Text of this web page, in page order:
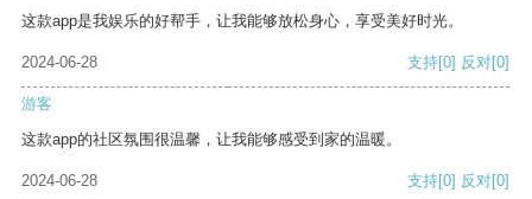
这款app是我娱乐的好帮手，让我能够放松身心，享受美好时光。
2024-06-28 支持[0] 反对[0]
游客
这款app的社区氛围很温馨，让我能够感受到家的温暖。
2024-06-28 支持[0] 反对[0]